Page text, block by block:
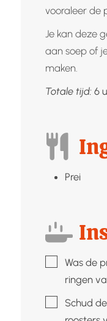
vooraleer de
Je kan deze
aan soep of
maken.
Totale tijd: 6
Prei
▢Was de
ringen
▢Schud